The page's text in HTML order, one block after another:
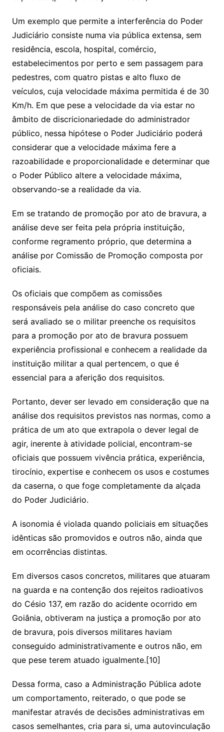
Um exemplo que permite a interferência do Poder
Judiciário consiste numa via pública extensa, sem
residência, escola, hospital, comércio,
estabelecimentos por perto e sem passagem para
pedestres, com quatro pistas e alto fluxo de
veículos, cuja velocidade máxima permitida é de 30
Km/h. Em que pese a velocidade da via estar no
âmbito de discricionariedade do administrador
público, nessa hipótese o Poder Judiciário poderá
considerar que a velocidade máxima fere a
razoabilidade e proporcionalidade e determinar que
o Poder Público altere a velocidade máxima,
observando-se a realidade da via.
Em se tratando de promoção por ato de bravura, a
análise deve ser feita pela própria instituição,
conforme regramento próprio, que determina a
análise por Comissão de Promoção composta por
oficiais.
Os oficiais que compõem as comissões
responsáveis pela análise do caso concreto que
será avaliado se o militar preenche os requisitos
para a promoção por ato de bravura possuem
experiência profissional e conhecem a realidade da
instituição militar a qual pertencem, o que é
essencial para a aferição dos requisitos.
Portanto, dever ser levado em consideração que na
análise dos requisitos previstos nas normas, como a
prática de um ato que extrapola o dever legal de
agir, inerente à atividade policial, encontram-se
oficiais que possuem vivência prática, experiência,
tirocínio, expertise e conhecem os usos e costumes
da caserna, o que foge completamente da alçada
do Poder Judiciário.
A isonomia é violada quando policiais em situações
idênticas são promovidos e outros não, ainda que
em ocorrências distintas.
Em diversos casos concretos, militares que atuaram
na guarda e na contenção dos rejeitos radioativos
do Césio 137, em razão do acidente ocorrido em
Goiânia, obtiveram na justiça a promoção por ato
de bravura, pois diversos militares haviam
conseguido administrativamente e outros não, em
que pese terem atuado igualmente.[10]
Dessa forma, caso a Administração Pública adote
um comportamento, reiterado, o que pode se
manifestar através de decisões administrativas em
casos semelhantes, cria para si, uma autovinculação